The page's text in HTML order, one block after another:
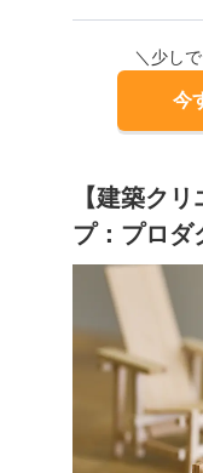
＼少し
今
【建築ク
プ：プロダ